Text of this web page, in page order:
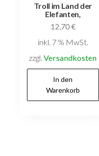
Troll im Land der
Elefanten,
12,70€
inkl. 7 % MwSt.
zzgl.Versandkosten
In den
Warenkorb